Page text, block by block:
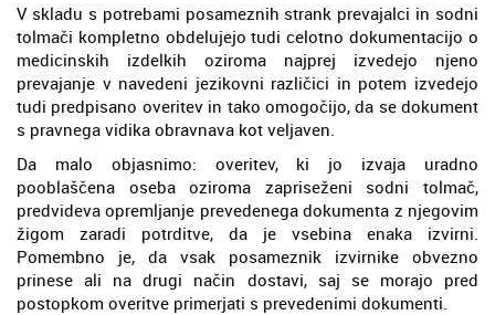
V skladu s potrebami posameznih strank prevajalci in sodni
tolmači kompletno obdelujejo tudi celotno dokumentacijo o
medicinskih izdelkih oziroma najprej izvedejo njeno
prevajanje v navedeni jezikovni različici in potem izvedejo
tudi predpisano overitev in tako omogočijo, da se dokument
s pravnega vidika obravnava kot veljaven.
Da malo objasnimo: overitev, ki jo izvaja uradno
pooblaščena oseba oziroma zapriseženi sodni tolmač,
predvideva opremljanje prevedenega dokumenta z njegovim
žigom zaradi potrditve, da je vsebina enaka izvirni.
Pomembno je, da vsak posameznik izvirnike obvezno
prinese ali na drugi način dostavi, saj se morajo pred
postopkom overitve primerjati s prevedenimi dokumenti.